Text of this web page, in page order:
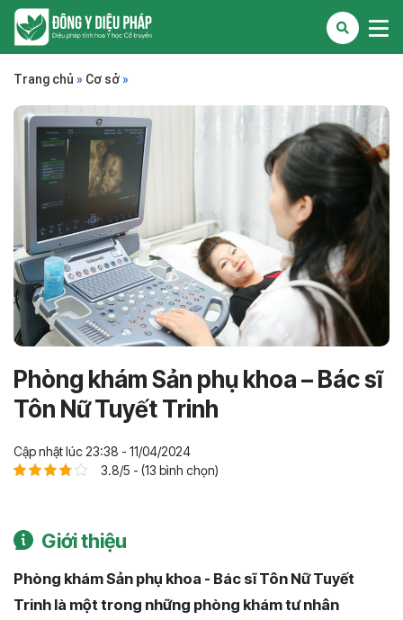
Trang chủ » Cơ sở »
Phòng khám Sản phụ khoa – Bác sĩ
Tôn Nữ Tuyết Trinh
Cập nhật lúc 23:38 - 11/04/2024
3.8/5 - (13 bình chọn)
Giới thiệu
Phòng khám Sản phụ khoa - Bác sĩ Tôn Nữ Tuyết
Trinh là một trong những phòng khám tư nhân